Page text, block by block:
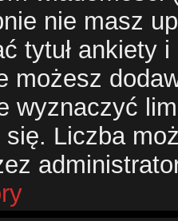
nie masz
tytuł ankiety
możesz
wyznaczyć
Liczba